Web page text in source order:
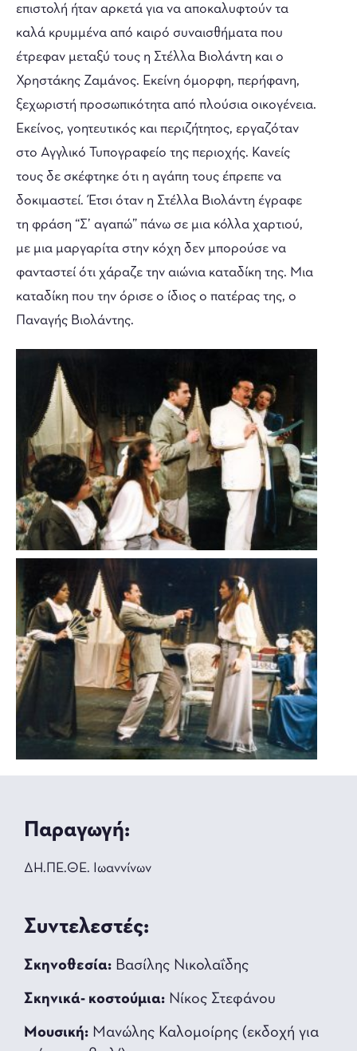
επιστολή ήταν αρκετά για να αποκαλυφτούν τα
καλά κρυμμένα από καιρό συναισθήματα που
έτρεφαν μεταξύ τους η Στέλλα Βιολάντη και ο
Χρηστάκης Ζαμάνος. Εκείνη όμορφη, περήφανη,
ξεχωριστή προσωπικότητα από πλούσια οικογένεια.
Εκείνος, γοητευτικός και περιζήτητος, εργαζόταν
στο Αγγλικό Τυπογραφείο της περιοχής. Κανείς
τους δε σκέφτηκε ότι η αγάπη τους έπρεπε να
δοκιμαστεί. Έτσι όταν η Στέλλα Βιολάντη έγραφε
τη φράση “Σ’ αγαπώ” πάνω σε μια κόλλα χαρτιού,
με μια μαργαρίτα στην κόχη δεν μπορούσε να
φανταστεί ότι χάραζε την αιώνια καταδίκη της. Μια
καταδίκη που την όρισε ο ίδιος ο πατέρας της, ο
Παναγής Βιολάντης.
Παραγωγή:
ΔΗ.ΠΕ.ΘΕ. Ιωαννίνων
Συντελεστές:
Σκηνοθεσία: Βασίλης Νικολαΐδης
Σκηνικά- κοστούμια: Νίκος Στεφάνου
Μουσική: Μανώλης Καλομοίρης (εκδοχή για